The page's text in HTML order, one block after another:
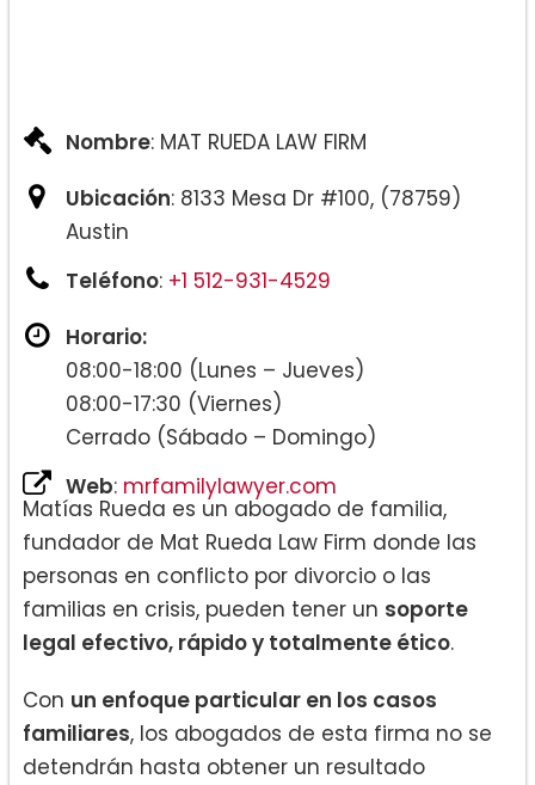
Nombre: MAT RUEDA LAW FIRM
Ubicación: 8133 Mesa Dr #100, (78759)
Austin
Teléfono: +1 512-931-4529
Horario:
08:00-18:00 (Lunes – Jueves)
08:00-17:30 (Viernes)
Cerrado (Sábado – Domingo)
Web: mrfamilylawyer.com
Matías Rueda es un abogado de familia,
fundador de Mat Rueda Law Firm donde las
personas en conflicto por divorcio o las
familias en crisis, pueden tener un soporte
legal efectivo, rápido y totalmente ético.
Con un enfoque particular en los casos
familiares, los abogados de esta firma no se
detendrán hasta obtener un resultado